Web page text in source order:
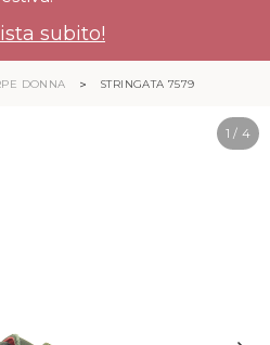
subito!
DONNA STRINGATA 7579
1 / 4